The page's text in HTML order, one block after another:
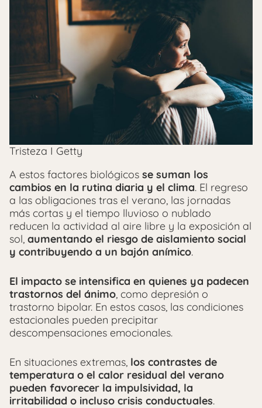
Tristeza I Getty
A estos factores biológicos se suman los
cambios en la rutina diaria y el clima. El regreso
a las obligaciones tras el verano, las jornadas
más cortas y el tiempo lluvioso o nublado
reducen la actividad al aire libre y la exposición al
sol, aumentando el riesgo de aislamiento social
y contribuyendo a un bajón anímico.
El impacto se intensifica en quienes ya padecen
trastornos del ánimo , como depresión o
trastorno bipolar. En estos casos, las condiciones
estacionales pueden precipitar
descompensaciones emocionales.
En situaciones extremas, los contrastes de
temperatura o el calor residual del verano
pueden favorecer la impulsividad, la
irritabilidad o incluso crisis conductuales.